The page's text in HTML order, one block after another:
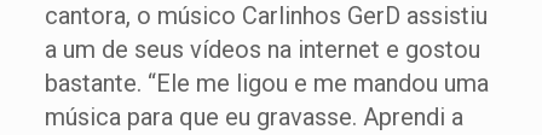
cantora, o músico Carlinhos GerD assistiu
a um de seus vídeos na internet e gostou
bastante. “Ele me ligou e me mandou uma
música para que eu gravasse. Aprendi a